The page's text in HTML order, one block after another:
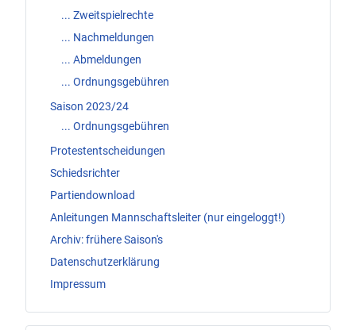
... Zweitspielrechte
... Nachmeldungen
... Abmeldungen
... Ordnungsgebühren
Saison 2023/24
... Ordnungsgebühren
Protestentscheidungen
Schiedsrichter
Partiendownload
Anleitungen Mannschaftsleiter (nur eingeloggt!)
Archiv: frühere Saison's
Datenschutzerklärung
Impressum